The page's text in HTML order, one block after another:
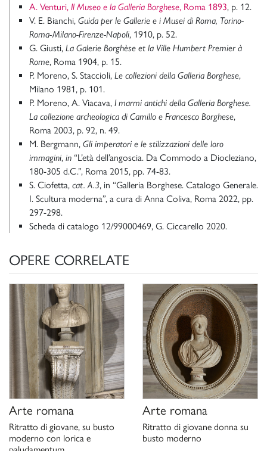
A. Venturi, Il Museo e la Galleria Borghese, Roma 1893, p. 12.
V. E. Bianchi, Guida per le Gallerie e i Musei di Roma, Torino-
Roma-Milano-Firenze-Napoli, 1910, p. 52.
G. Giusti, La Galerie Borghèse et la Ville Humbert Premier à
Rome, Roma 1904, p. 15.
P. Moreno, S. Staccioli, Le collezioni della Galleria Borghese,
Milano 1981, p. 101.
P. Moreno, A. Viacava, I marmi antichi della Galleria Borghese.
La collezione archeologica di Camillo e Francesco Borghese,
Roma 2003, p. 92, n. 49.
M. Bergmann, Gli imperatori e le stilizzazioni delle loro
immagini, in “L’età dell’angoscia. Da Commodo a Diocleziano,
180-305 d.C.”, Roma 2015, pp. 74-83.
S. Ciofetta, cat. A.3, in “Galleria Borghese. Catalogo Generale.
I. Scultura moderna”, a cura di Anna Coliva, Roma 2022, pp.
297-298.
Scheda di catalogo 12/99000469, G. Ciccarello 2020.
OPERE CORRELATE
Arte romana
Ritratto di giovane, su busto
moderno con lorica e
Arte romana
Ritratto di giovane donna su
busto moderno